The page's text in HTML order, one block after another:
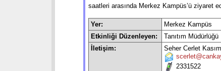
saatleri arasında Merkez Kampüs’ü ziyaret
Yer:
Merkez Kampüs
Etkinliği Düzenleyen:
Tanıtım Müdürlüğü
İletişim:
Seher Cerlet Kasım
2331522